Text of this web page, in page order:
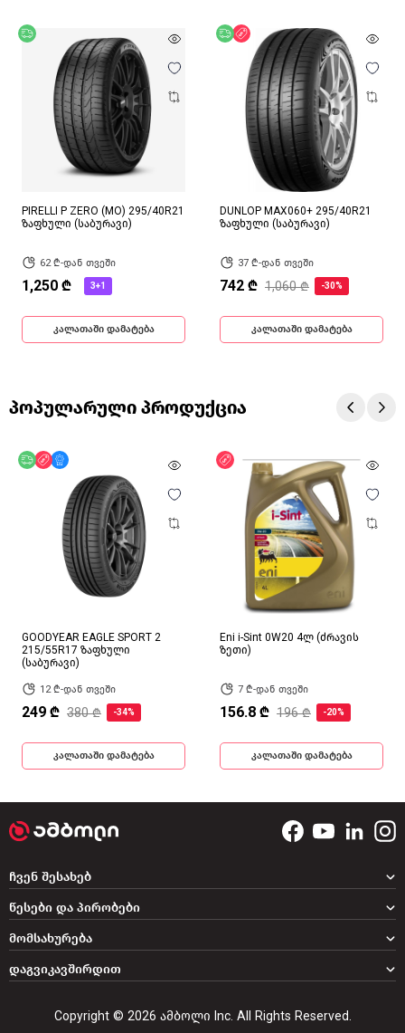
PIRELLI P ZERO (MO) 295/40R21
ზაფხული (საბურავი)
62 ₾-დან თვეში
1,250 ₾ 3+1
კალათაში დამატება
უფასო მიწოდება
ფასდაკლება
DUNLOP MAX060+ 295/40R21
ზაფხული (საბურავი)
37 ₾-დან თვეში
742 ₾ 1,060 ₾ -30%
კალათაში დამატება
პოპულარული პროდუქცია
უფასო მიწოდება
ფასდაკლება
GOODYEAR EAGLE SPORT 2
215/55R17 ზაფხული
(საბურავი)
12 ₾-დან თვეში
249 ₾ 380 ₾ -34%
კალათაში დამატება
ფასდაკლება
Eni i-Sint 0W20 4ლ (ძრავის
ზეთი)
7 ₾-დან თვეში
156.8 ₾ 196 ₾ -20%
კალათაში დამატება
დაგვიკავშირდით
ჩვენ შესახებ
წესები და პირობები
მომსახურება
Copyright © 2026 ამბოლი Inc. All Rights Reserved.